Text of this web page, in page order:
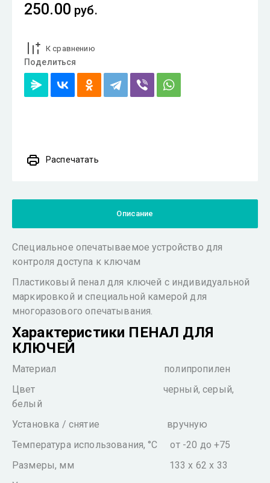
250.00 руб.
К сравнению
Поделиться
Распечатать
Описание
Специальное опечатываемое устройство для
контроля доступа к ключам
Пластиковый пенал для ключей с индивидуальной
маркировкой и специальной камерой для
многоразового опечатывания.
Характеристики ПЕНАЛ ДЛЯ
КЛЮЧЕЙ
Материал полипропилен
Цвет черный, серый,
белый
Установка / снятие вручную
Температура использования, °С от -20 до +75
Размеры, мм 133 х 62 х 33